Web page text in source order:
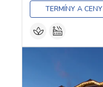
TERMÍNY A CENY